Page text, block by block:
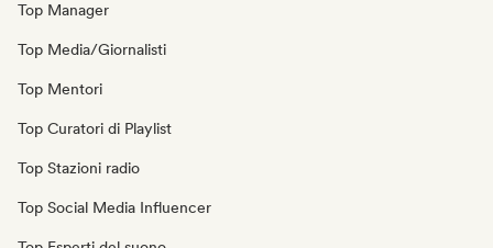
Top Manager
Top Media/Giornalisti
Top Mentori
Top Curatori di Playlist
Top Stazioni radio
Top Social Media Influencer